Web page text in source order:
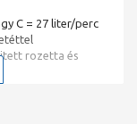
C = 27 liter/perc
rozetta és